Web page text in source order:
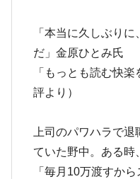
「本当に久しぶり
だ」金原ひとみ氏
「もっとも読む快
評より）
上司のパワハラで
ていた野中。ある時
「毎月10万渡すか